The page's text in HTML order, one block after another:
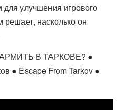
улучшения игрового
насколько он
В ТАРКОВЕ? ●
● Escape From Tarkov ●